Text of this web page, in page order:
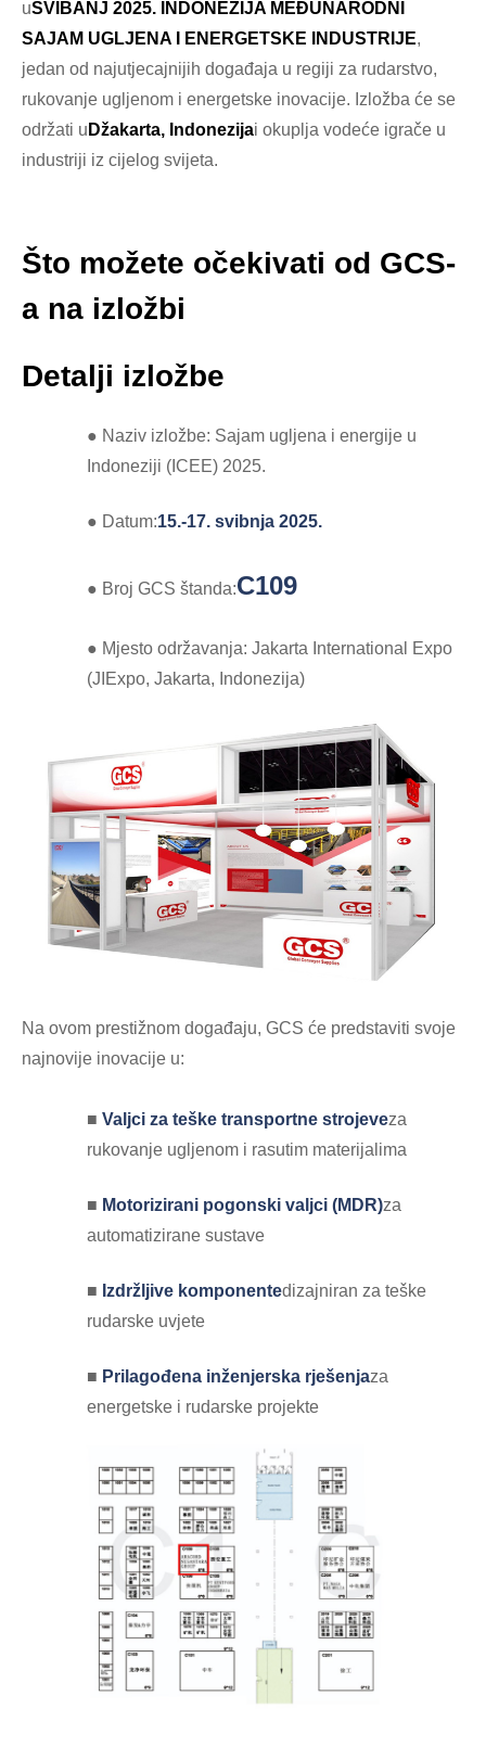
uSVIBANJ 2025. INDONEZIJA MEĐUNARODNI
SAJAM UGLJENA I ENERGETSKE INDUSTRIJE,
jedan od najutjecajnijih događaja u regiji za rudarstvo,
rukovanje ugljenom i energetske inovacije. Izložba će se
održati u Džakarta, Indonezijai okuplja vodeće igrače u
industriji iz cijelog svijeta.
Što možete očekivati ​​od GCS-
a na izložbi
Detalji izložbe
● Naziv izložbe: Sajam ugljena i energije u
Indoneziji (ICEE) 2025.
● Datum:15.-17. svibnja 2025.
● Broj GCS štanda:C109
● Mjesto održavanja: Jakarta International Expo
(JIExpo, Jakarta, Indonezija)
Na ovom prestižnom događaju, GCS će predstaviti svoje
najnovije inovacije u:
■ Valjci za teške transportne strojeveza
rukovanje ugljenom i rasutim materijalima
■ Motorizirani pogonski valjci (MDR)za
automatizirane sustave
■ Izdržljive komponentedizajniran za teške
rudarske uvjete
■ Prilagođena inženjerska rješenjaza
energetske i rudarske projekte